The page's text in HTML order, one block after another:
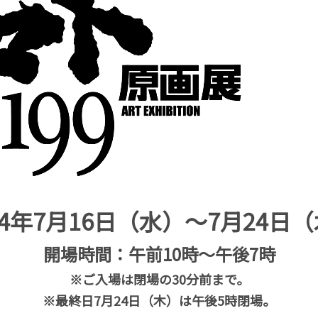
年7月16日（水）～7月24日（
開場時間：午前10時～午後7時
※ご入場は閉場の30分前まで。
※最終日7月24日（木）は午後5時閉場。